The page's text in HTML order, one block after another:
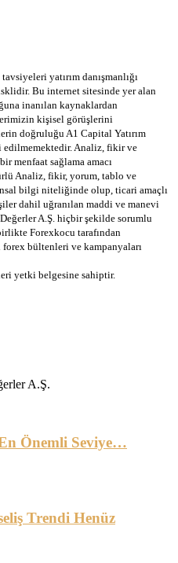
yatırım danışmanlığı
Bu internet sitesinde yer alan
inanılan kaynaklardan
kişisel görüşlerini
doğruluğu A1 Capital Yatırım
edilmemektedir. Analiz, fikir ve
menfaat sağlama amacı
Analiz, fikir, yorum, tablo ve
bilgi niteliğinde olup, ticari amaçlı
dahil uğranılan maddi ve manevi
A.Ş. hiçbir şekilde sorumlu
Forexkocu tarafından
bültenleri ve kampanyaları
yetki belgesine sahiptir.
A.Ş.
Önemli Seviye…
Trendi Henüz